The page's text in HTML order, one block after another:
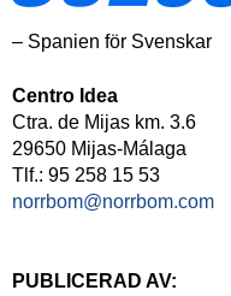
– Spanien för Svenskar
Centro Idea
Ctra. de Mijas km. 3.6
29650 Mijas-Málaga
Tlf.: 95 258 15 53
norrbom@norrbom.com
PUBLICERAD AV: